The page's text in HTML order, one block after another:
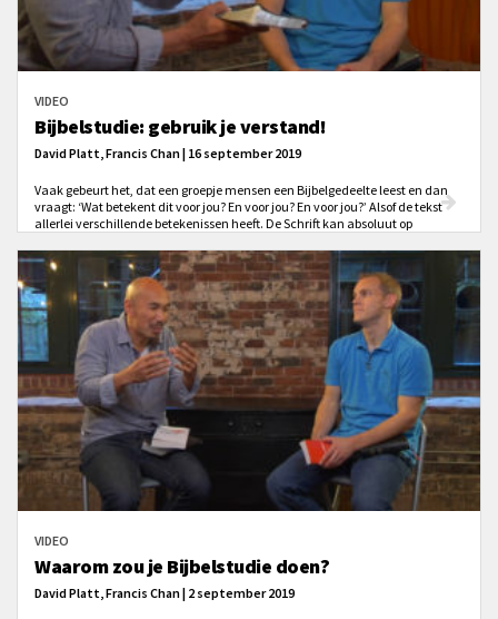
VIDEO
Bijbelstudie: gebruik je verstand!
David Platt, Francis Chan | 16 september 2019
Vaak gebeurt het, dat een groepje mensen een Bijbelgedeelte leest en dan
vraagt: ‘Wat betekent dit voor jou? En voor jou? En voor jou?’ Alsof de tekst
allerlei verschillende betekenissen heeft. De Schrift kan absoluut op
een duidelijke betekenis; een tekst betékent iets. En die betekenis is
vandaag geen andere dan 2000 jaar geleden, toen de tekst opgeschreven
werd.
VIDEO
Waarom zou je Bijbelstudie doen?
David Platt, Francis Chan | 2 september 2019